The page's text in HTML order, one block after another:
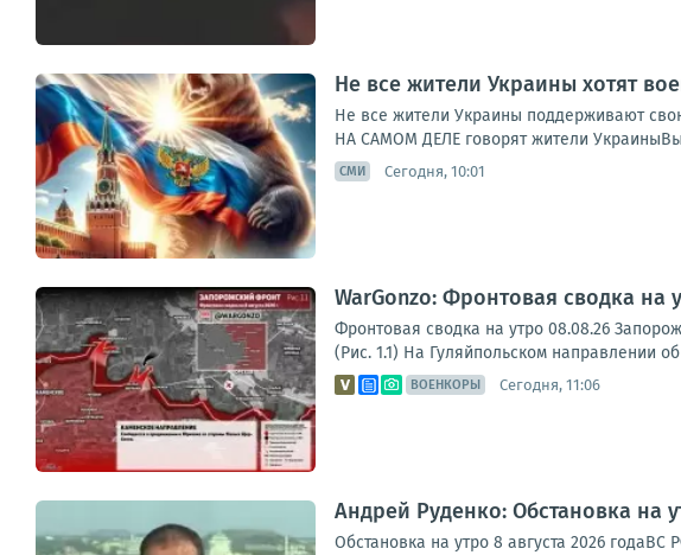
Не все жители Украины хотят
Не все жители Украины поддерживают
НА САМОМ ДЕЛЕ говорят жители
СМИ Сегодня, 10:01
WarGonzo: Фронтовая сводка на
Фронтовая сводка на утро 08.08.26
(Рис. 1.1) На Гуляйпольском направлении
ВОЕНКОРЫ Сегодня, 11:06
Андрей Руденко: Обстановка на
Обстановка на утро 8 августа 2026